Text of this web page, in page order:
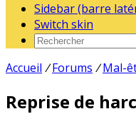
Sidebar (barre
Switch skin
Accueil / Forums / Mal-
Reprise de